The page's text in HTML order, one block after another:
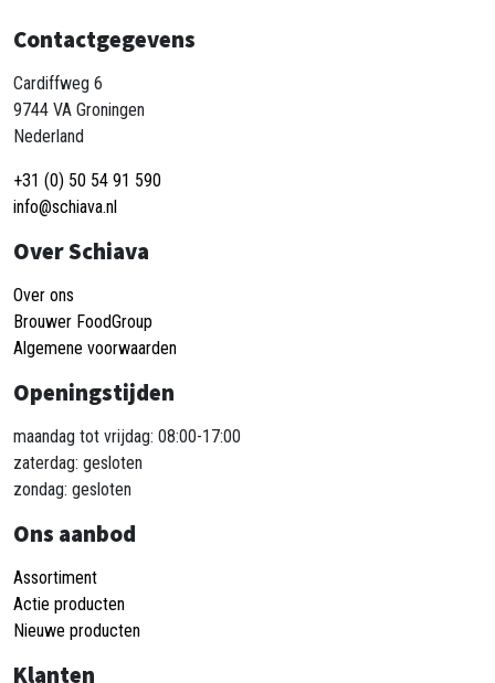
Contactgegevens
Cardiffweg 6
9744 VA Groningen
Nederland
+31 (0) 50 54 91 590
info@schiava.nl
Over Schiava
Over ons
Brouwer FoodGroup
Algemene voorwaarden
Openingstijden
maandag tot vrijdag: 08:00-17:00
zaterdag: gesloten
zondag: gesloten
Ons aanbod
Assortiment
Actie producten
Nieuwe producten
Klanten